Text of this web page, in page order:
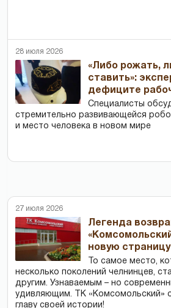
28 июля 2026
«Либо рожать,
ставить»:
дефиците
Специалисты
стремительно развивающейся
и место человека в новом мире
27 июля 2026
Легенда
новую
То самое место,
несколько поколений челнинцев,
другим. Узнаваемым – но
удивляющим. ТК «Комсомольский»
главу своей истории!